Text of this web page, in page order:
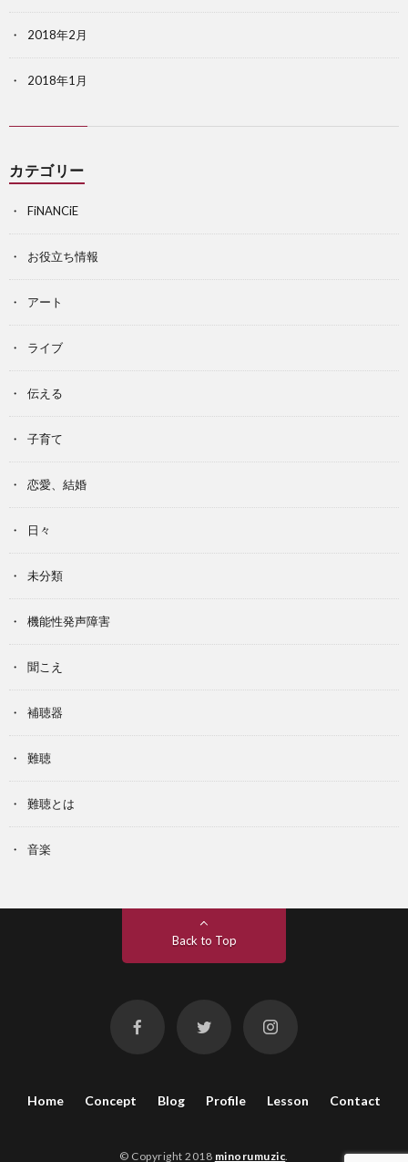
2018年2月
2018年1月
カテゴリー
FiNANCiE
お役立ち情報
アート
ライブ
伝える
子育て
恋愛、結婚
日々
未分類
機能性発声障害
聞こえ
補聴器
難聴
難聴とは
音楽
Back to Top
Home Concept Blog Profile Lesson Contact
© Copyright 2018 minorumuzic